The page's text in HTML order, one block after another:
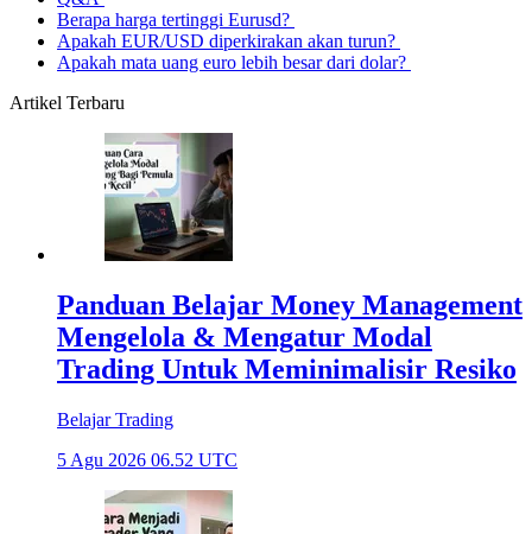
Berapa harga tertinggi Eurusd?
Apakah EUR/USD diperkirakan akan turun?
Apakah mata uang euro lebih besar dari dolar?
Artikel Terbaru
Panduan Belajar Money Management
Mengelola & Mengatur Modal
Trading Untuk Meminimalisir Resiko
Belajar Trading
5 Agu 2026 06.52 UTC